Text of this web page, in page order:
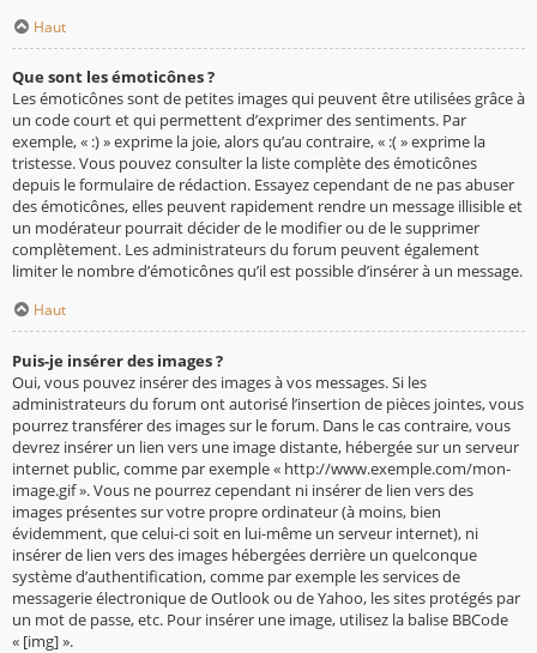
Haut
Que sont les émoticônes ?
Les émoticônes sont de petites images qui peuvent être utilisées grâce à
un code court et qui permettent d’exprimer des sentiments. Par
exemple, « :) » exprime la joie, alors qu’au contraire, « :( » exprime la
tristesse. Vous pouvez consulter la liste complète des émoticônes
depuis le formulaire de rédaction. Essayez cependant de ne pas abuser
des émoticônes, elles peuvent rapidement rendre un message illisible et
un modérateur pourrait décider de le modifier ou de le supprimer
complètement. Les administrateurs du forum peuvent également
limiter le nombre d’émoticônes qu’il est possible d’insérer à un message.
Haut
Puis-je insérer des images ?
Oui, vous pouvez insérer des images à vos messages. Si les
administrateurs du forum ont autorisé l’insertion de pièces jointes, vous
pourrez transférer des images sur le forum. Dans le cas contraire, vous
devrez insérer un lien vers une image distante, hébergée sur un serveur
internet public, comme par exemple « http://www.exemple.com/mon-
image.gif ». Vous ne pourrez cependant ni insérer de lien vers des
images présentes sur votre propre ordinateur (à moins, bien
évidemment, que celui-ci soit en lui-même un serveur internet), ni
insérer de lien vers des images hébergées derrière un quelconque
système d’authentification, comme par exemple les services de
messagerie électronique de Outlook ou de Yahoo, les sites protégés par
un mot de passe, etc. Pour insérer une image, utilisez la balise BBCode
« [img] ».